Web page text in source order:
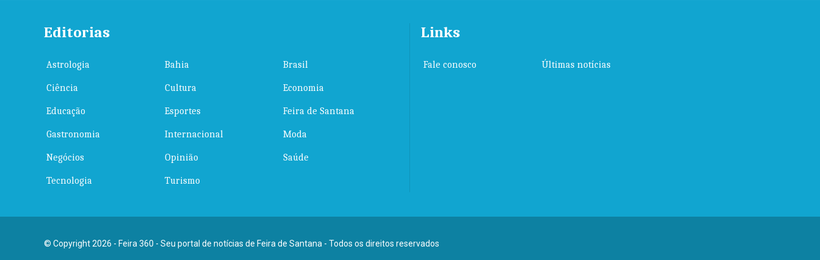
Editorias
Astrologia Bahia Brasil
Ciência Cultura Economia
Educação Esportes Feira de Santana
Gastronomia Internacional Moda
Negócios Opinião Saúde
Tecnologia Turismo
Links
Fale conosco Últimas notícias
© Copyright 2026 - Feira 360 - Seu portal de notícias de Feira de Santana - Todos os direitos reservados